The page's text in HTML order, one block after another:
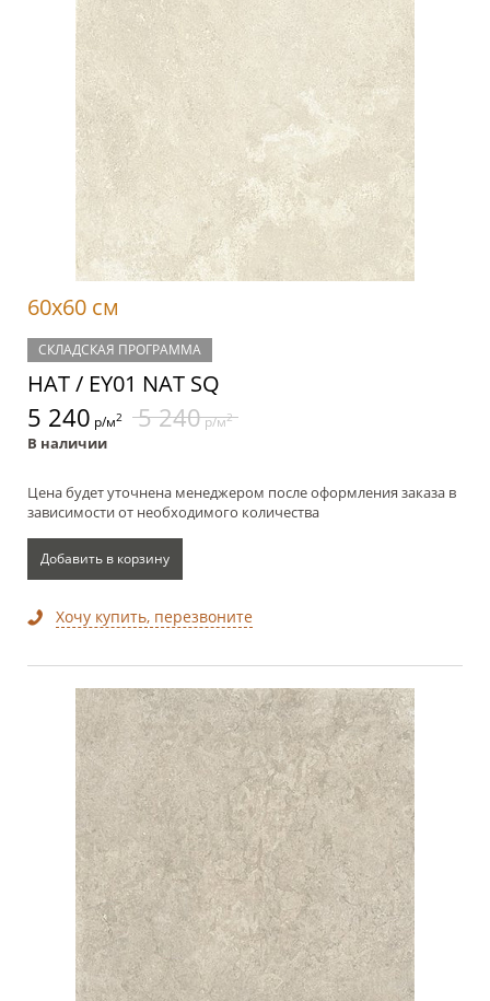
60x60 см
СКЛАДСКАЯ ПРОГРАММА
НАТ / EY01 NAT SQ
5 240 р/м2 5 240р/м2
В наличии
Цена будет уточнена менеджером после оформления заказа в
зависимости от необходимого количества
Добавить в корзину
Хочу купить, перезвоните